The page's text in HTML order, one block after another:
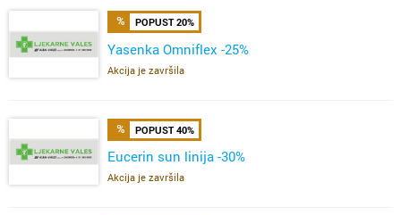
POPUST 20%
Yasenka Omniflex -25%
Akcija je završila
POPUST 40%
Eucerin sun linija -30%
Akcija je završila